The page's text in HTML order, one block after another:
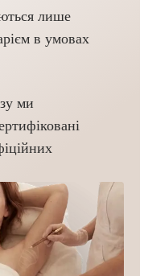
лише
в умовах
ми